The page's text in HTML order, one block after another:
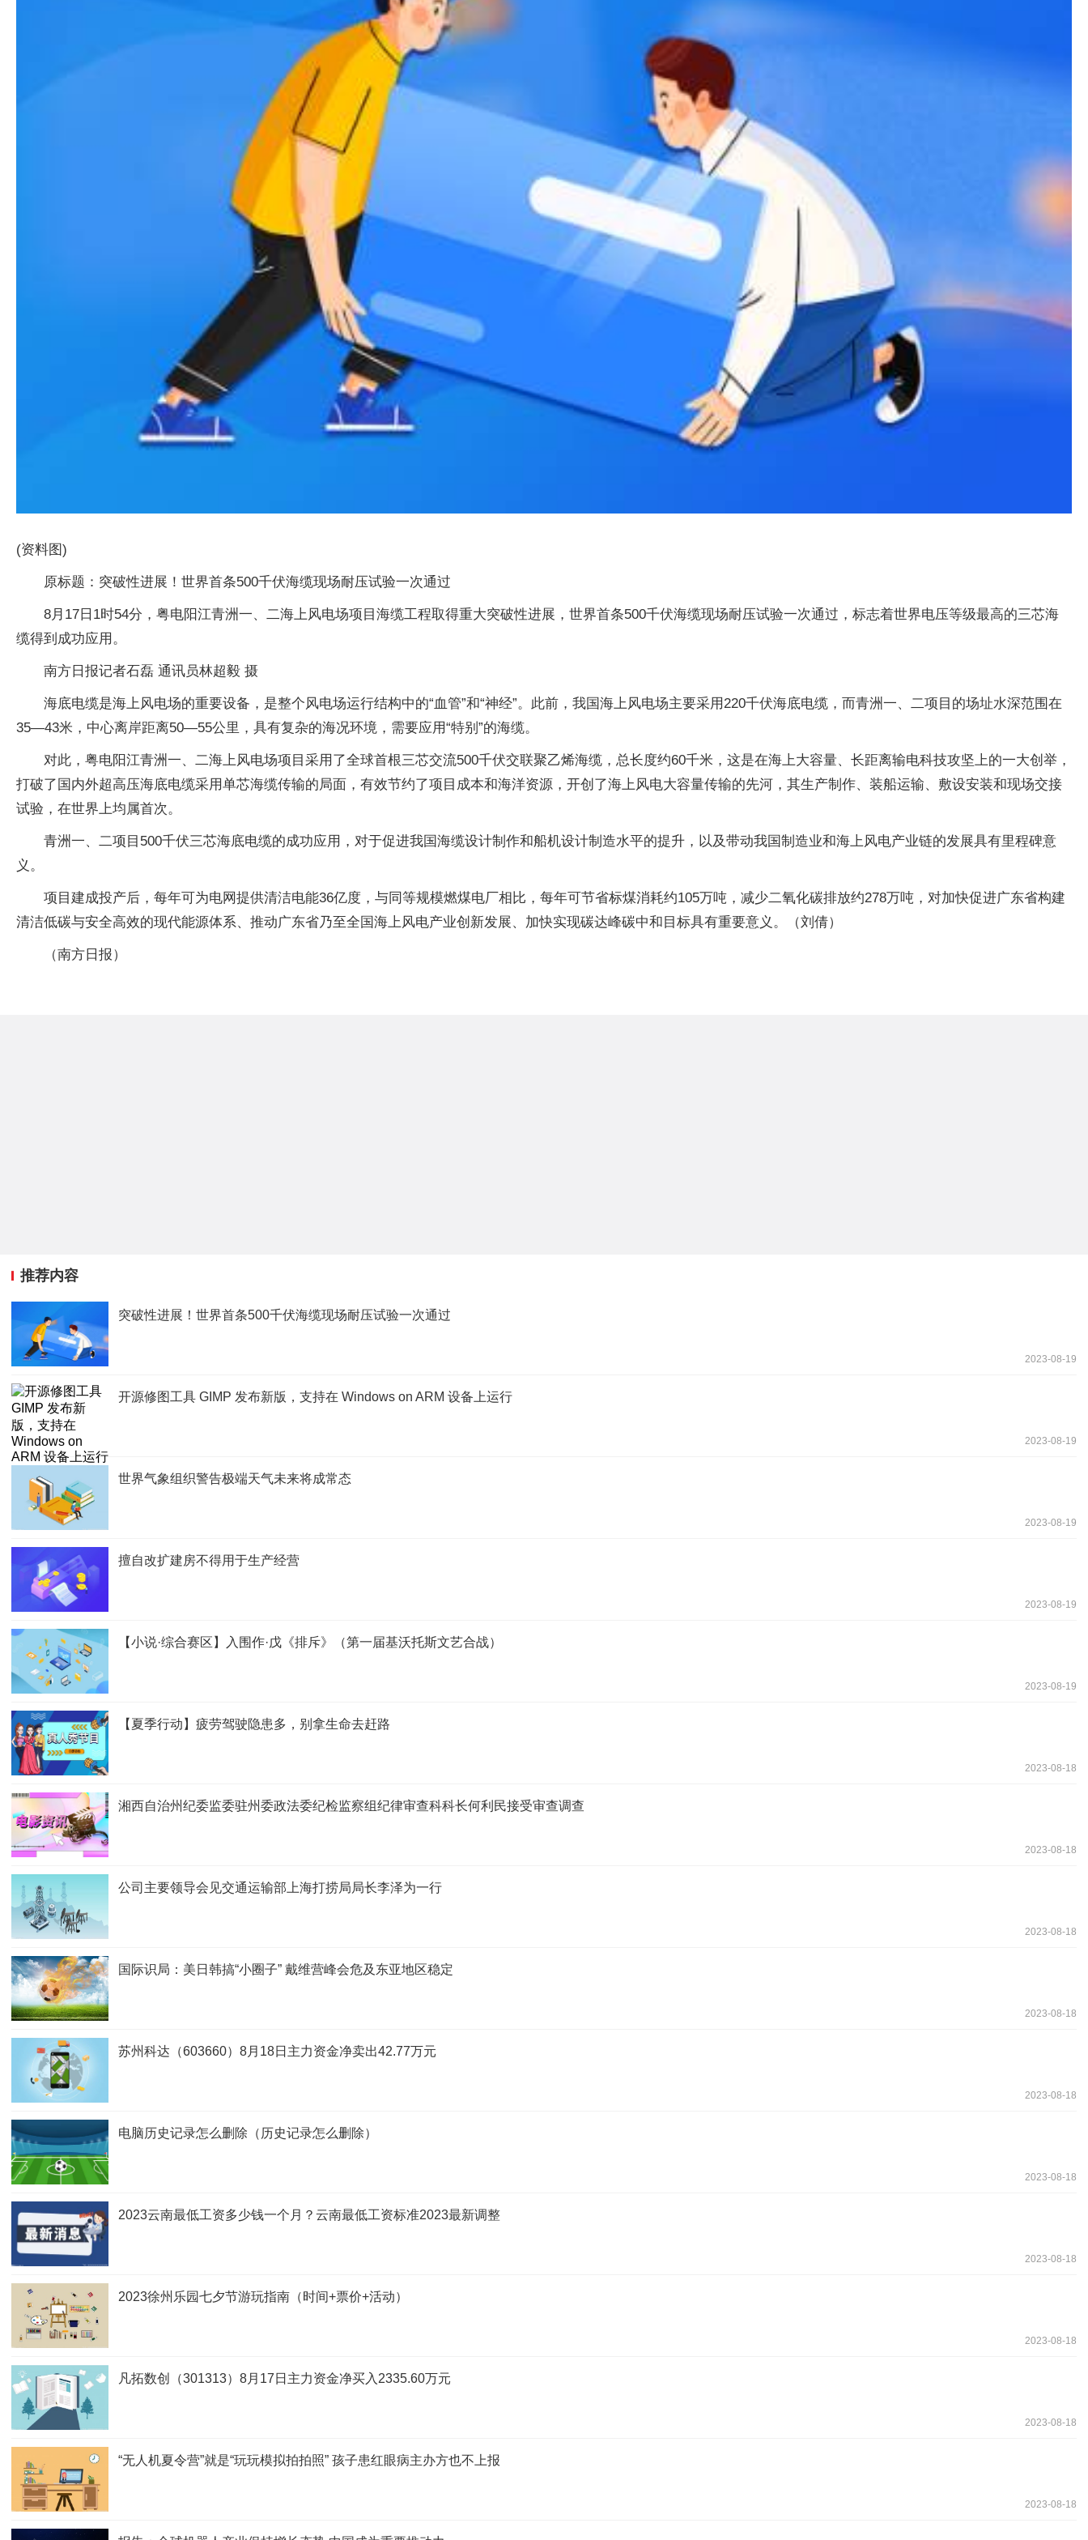
(资料图)
原标题：突破性进展！世界首条500千伏海缆现场耐压试验一次通过
8月17日1时54分，粤电阳江青洲一、二海上风电场项目海缆工程取得重大突破性进展，世界首条500千伏海缆现场耐压试验一次通过，标志着世界电压等级最高的三芯海
缆得到成功应用。
南方日报记者石磊 通讯员林超毅 摄
海底电缆是海上风电场的重要设备，是整个风电场运行结构中的“血管”和“神经”。此前，我国海上风电场主要采用220千伏海底电缆，而青洲一、二项目的场址水深范围在
35—43米，中心离岸距离50—55公里，具有复杂的海况环境，需要应用“特别”的海缆。
对此，粤电阳江青洲一、二海上风电场项目采用了全球首根三芯交流500千伏交联聚乙烯海缆，总长度约60千米，这是在海上大容量、长距离输电科技攻坚上的一大创举，
打破了国内外超高压海底电缆采用单芯海缆传输的局面，有效节约了项目成本和海洋资源，开创了海上风电大容量传输的先河，其生产制作、装船运输、敷设安装和现场交接
试验，在世界上均属首次。
青洲一、二项目500千伏三芯海底电缆的成功应用，对于促进我国海缆设计制作和船机设计制造水平的提升，以及带动我国制造业和海上风电产业链的发展具有里程碑意
义。
项目建成投产后，每年可为电网提供清洁电能36亿度，与同等规模燃煤电厂相比，每年可节省标煤消耗约105万吨，减少二氧化碳排放约278万吨，对加快促进广东省构建
清洁低碳与安全高效的现代能源体系、推动广东省乃至全国海上风电产业创新发展、加快实现碳达峰碳中和目标具有重要意义。（刘倩）
（南方日报）
推荐内容
突破性进展！世界首条500千伏海缆现场耐压试验一次通过
2023-08-19
开源修图工具 GIMP 发布新版，支持在 Windows on ARM 设备上运行
2023-08-19
世界气象组织警告极端天气未来将成常态
2023-08-19
擅自改扩建房不得用于生产经营
2023-08-19
【小说·综合赛区】入围作·戊《排斥》（第一届基沃托斯文艺合战）
2023-08-19
【夏季行动】疲劳驾驶隐患多，别拿生命去赶路
2023-08-18
湘西自治州纪委监委驻州委政法委纪检监察组纪律审查科科长何利民接受审查调查
2023-08-18
公司主要领导会见交通运输部上海打捞局局长李泽为一行
2023-08-18
国际识局：美日韩搞“小圈子” 戴维营峰会危及东亚地区稳定
2023-08-18
苏州科达（603660）8月18日主力资金净卖出42.77万元
2023-08-18
电脑历史记录怎么删除（历史记录怎么删除）
2023-08-18
2023云南最低工资多少钱一个月？云南最低工资标准2023最新调整
2023-08-18
2023徐州乐园七夕节游玩指南（时间+票价+活动）
2023-08-18
凡拓数创（301313）8月17日主力资金净买入2335.60万元
2023-08-18
“无人机夏令营”就是“玩玩模拟拍拍照” 孩子患红眼病主办方也不上报
2023-08-18